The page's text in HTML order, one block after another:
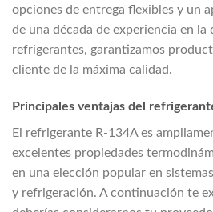
opciones de entrega flexibles y un
de una década de experiencia en
refrigerantes, garantizamos
cliente de la máxima calidad.
Principales ventajas del
El refrigerante R-134A es
excelentes propiedades
en una elección popular en
y refrigeración. A continuación te